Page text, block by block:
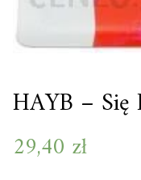
HAYB – Się
29,40 zł